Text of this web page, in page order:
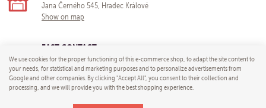
Jana Černého 545, Hradec Králové
Show on map
FAST CONTACT
e-mail:info@yogastore-shop.com
We use cookies for the proper functioning of this e-commerce shop, to adapt the site content to
your needs, for statistical and marketing purposes and to personalize advertisements from
Google and other companies. By clicking "Accept All", you consent to their collection and
processing, and we will provide you with the best shopping experience.